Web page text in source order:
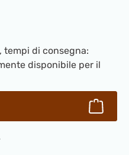
inserisci la
tempi di consegna:
disponibile per il